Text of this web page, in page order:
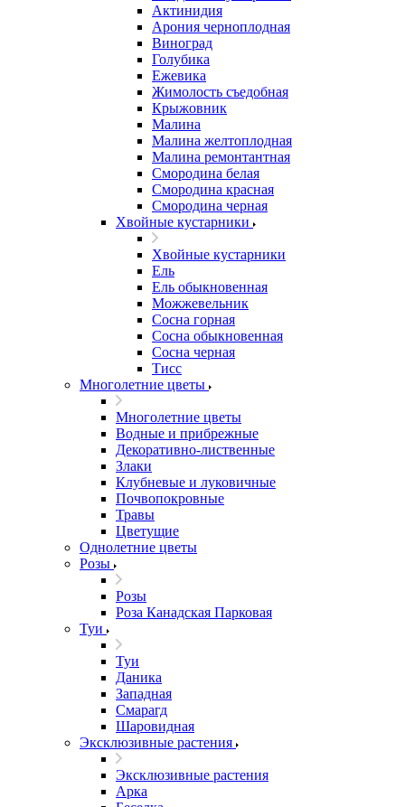
Актинидия
Арония черноплодная
Виноград
Голубика
Ежевика
Жимолость съедобная
Крыжовник
Малина
Малина желтоплодная
Малина ремонтантная
Смородина белая
Смородина красная
Смородина черная
Хвойные кустарники
Хвойные кустарники
Ель
Ель обыкновенная
Можжевельник
Сосна горная
Сосна обыкновенная
Сосна черная
Тисс
Многолетние цветы
Многолетние цветы
Водные и прибрежные
Декоративно-лиственные
Злаки
Клубневые и луковичные
Почвопокровные
Травы
Цветущие
Однолетние цветы
Розы
Розы
Роза Канадская Парковая
Туи
Туи
Даника
Западная
Смарагд
Шаровидная
Эксклюзивные растения
Эксклюзивные растения
Арка